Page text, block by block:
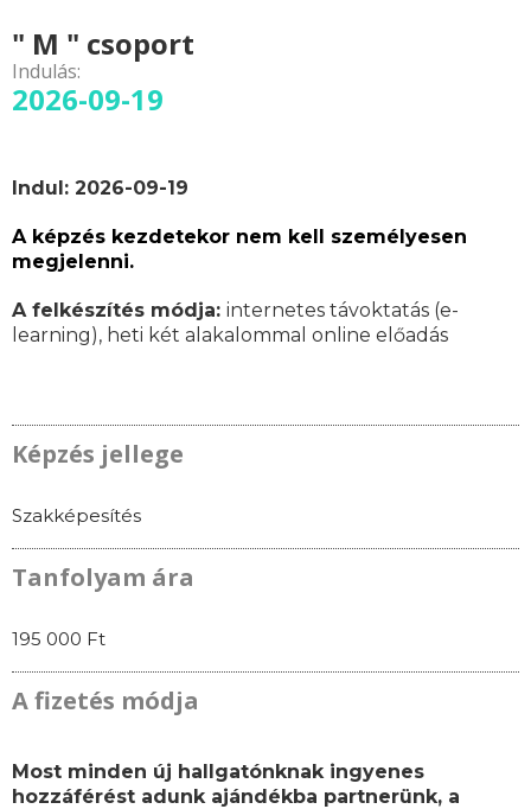
" M " csoport
Indulás:
2026-09-19
Indul: 2026-09-19
A képzés kezdetekor nem kell személyesen
megjelenni.
A felkészítés módja: internetes távoktatás (e-
learning), heti két alakalommal online előadás
Képzés jellege
Szakképesítés
Tanfolyam ára
195 000 Ft
A fizetés módja
Most minden új hallgatónknak ingyenes
hozzáférést adunk ajándékba partnerünk, a